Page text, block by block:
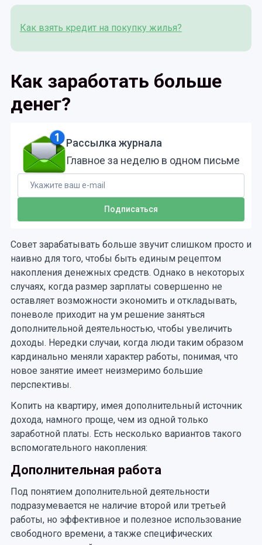
Как взять кредит на покупку жилья?
Как заработать больше
денег?
Рассылка журнала
Главное за неделю в одном письме
Совет зарабатывать больше звучит слишком просто и
наивно для того, чтобы быть единым рецептом
накопления денежных средств. Однако в некоторых
случаях, когда размер зарплаты совершенно не
оставляет возможности экономить и откладывать,
поневоле приходит на ум решение заняться
дополнительной деятельностью, чтобы увеличить
доходы. Нередки случаи, когда люди таким образом
кардинально меняли характер работы, понимая, что
новое занятие имеет неизмеримо большие
перспективы.
Копить на квартиру, имея дополнительный источник
дохода, намного проще, чем из одной только
заработной платы. Есть несколько вариантов такого
вспомогательного накопления:
Дополнительная работа
Под понятием дополнительной деятельности
подразумевается не наличие второй или третьей
работы, но эффективное и полезное использование
свободного времени, а также специфических